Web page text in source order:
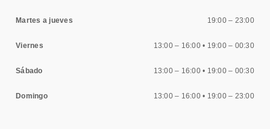
Martes a jueves 19:00 – 23:00
Viernes 13:00 – 16:00 • 19:00 – 00:30
Sábado 13:00 – 16:00 • 19:00 – 00:30
Domingo 13:00 – 16:00 • 19:00 – 23:00